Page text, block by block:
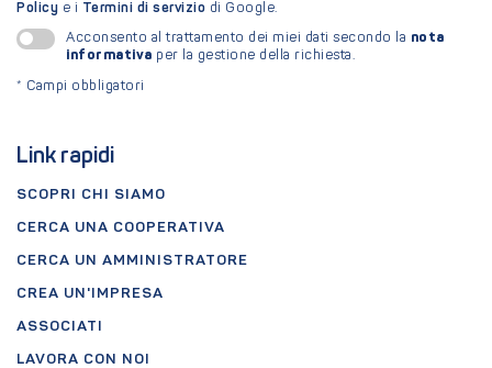
Link rapidi
SCOPRI CHI SIAMO
CERCA UNA COOPERATIVA
CERCA UN AMMINISTRATORE
CREA UN'IMPRESA
ASSOCIATI
LAVORA CON NOI
Policy e i Termini di servizio di Google.
Acconsento al trattamento dei miei dati secondo la nota
informativa per la gestione della richiesta.
* Campi obbligatori